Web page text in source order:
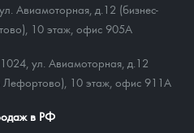
ул. Авиамоторная, д.12 (бизнес-
10 этаж, офис 905А
ул. Авиамоторная, д.12
Лефортово), 10 этаж, офис 911А
в РФ